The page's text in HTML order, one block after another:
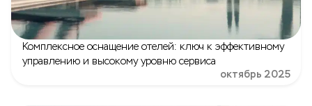
Комплексное оснащение отелей: ключ к эффективному
управлению и высокому уровню сервиса
октябрь 2025